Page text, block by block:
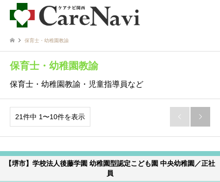
保育士・幼稚園教諭
保育士・幼稚園教諭
保育士・幼稚園教諭・児童指導員など
21件中 1〜10件を表示  
【堺市】学校法人後藤学園 幼稚園型認定こども園 中央幼稚園／正社
員